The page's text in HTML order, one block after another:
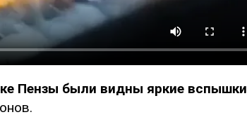
Пензы были видны яркие вспышки